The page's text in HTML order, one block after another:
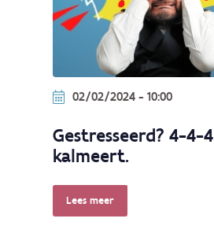
02/02/2024 - 10:00
Gestresseerd? 4-4-4
kalmeert.
Lees meer